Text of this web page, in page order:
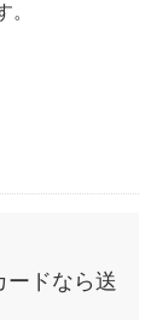
。
ードなら送